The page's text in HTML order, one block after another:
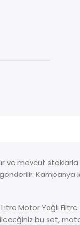
ve mevcut stoklarla
Kampanya
Motor Yağlı
bu set,